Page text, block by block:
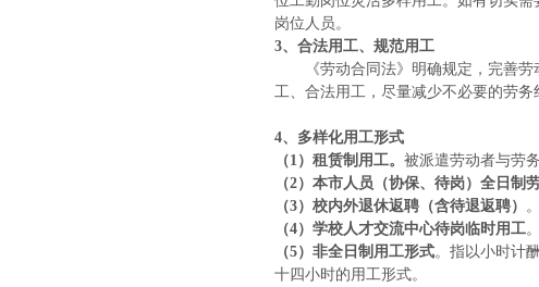
岗位人员。
3、合法用工、规范用工
《劳动合同法》明确规定，完善劳
工、合法用工，尽量减少不必要的劳务
4、多样化用工形式
（1）租赁制用工。 被派遣劳动者与劳
（2）本市人员（协保、待岗）全日制
（3）校内外退休返聘（含待退返聘）
（4）学校人才交流中心待岗临时用工。
（5）非全日制用工形式。指以小时计
十四小时的用工形式。